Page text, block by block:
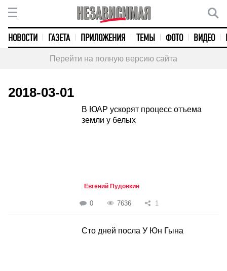
НОВОСТИ ГАЗЕТА ПРИЛОЖЕНИЯ ТЕМЫ ФОТО ВИДЕО
Перейти на полную версию сайта
2018-03-01
В ЮАР ускорят процесс отъема
земли у белых
Евгений Пудовкин
0 7636 1
Сто дней посла У Юн Гына